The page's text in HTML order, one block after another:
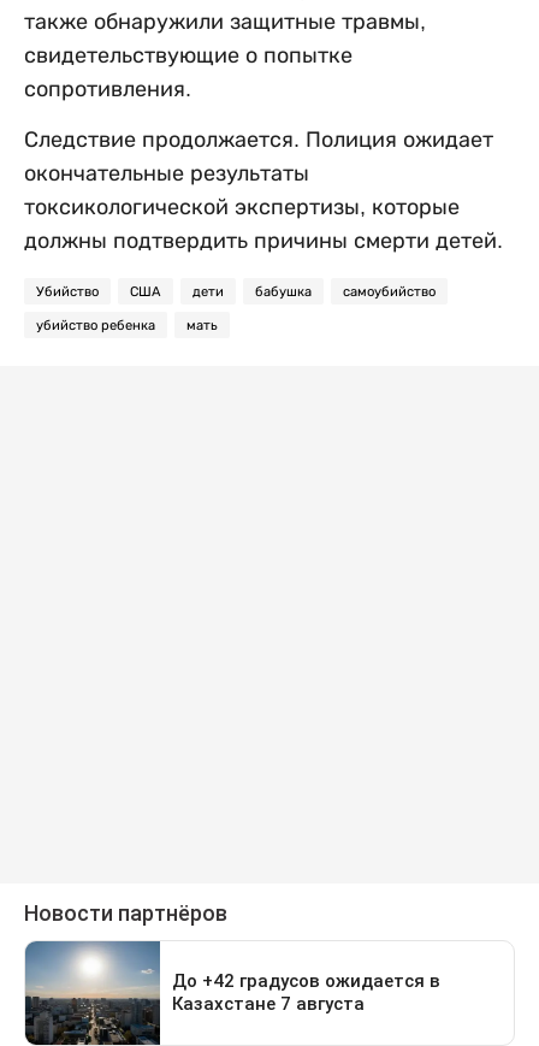
также обнаружили защитные травмы,
свидетельствующие о попытке
сопротивления.
Следствие продолжается. Полиция ожидает
окончательные результаты
токсикологической экспертизы, которые
должны подтвердить причины смерти детей.
Убийство США дети бабушка самоубийство
убийство ребенка мать